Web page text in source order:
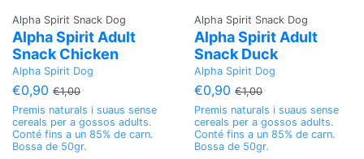
Alpha Spirit Snack Dog
Alpha Spirit Adult
Snack Chicken
Alpha Spirit Dog
€0,90 €1,00
Premis naturals i suaus sense
cereals per a gossos adults.
Conté fins a un 85% de carn.
Bossa de 50gr.
Alpha Spirit Snack Dog
Alpha Spirit Adult
Snack Duck
Alpha Spirit Dog
€0,90 €1,00
Premis naturals i suaus sense
cereals per a gossos adults.
Conté fins a un 85% de carn.
Bossa de 50gr.